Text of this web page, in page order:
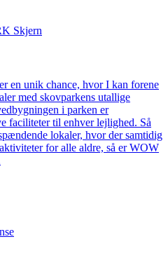
en unik chance, hvor I kan forene
med skovparkens utallige
i parken er
faciliteter til enhver lejlighed. Så
lokaler, hvor der samtidig
for alle aldre, så er WOW